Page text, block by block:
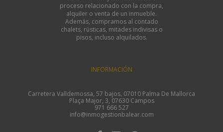
proceso relacionado con la compra,
alquiler o venta de un inmueble.
Además, compramos al contado
chalets, rústicas, mitades indivisas o
pisos, incluso alquilados.
INFORMACIÓN
Carretera Valldemossa, 57 bajos, 07010 Palma De Mallorca
Plaça Major, 3, 07630 Campos
971 666 527
info@inmogestionbalear.com